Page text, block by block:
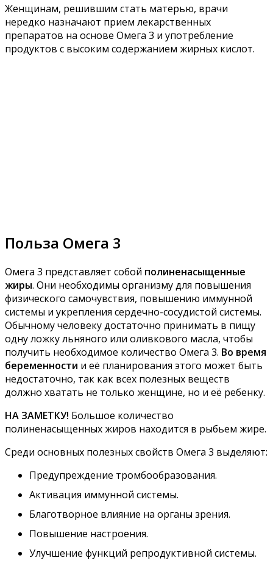
Женщинам, решившим стать матерью, врачи
нередко назначают прием лекарственных
препаратов на основе Омега 3 и употребление
продуктов с высоким содержанием жирных кислот.
Польза Омега 3
Омега 3 представляет собой полиненасыщенные
жиры. Они необходимы организму для повышения
физического самочувствия, повышению иммунной
системы и укрепления сердечно-сосудистой системы.
Обычному человеку достаточно принимать в пищу
одну ложку льняного или оливкового масла, чтобы
получить необходимое количество Омега 3. Во время
беременности и её планирования этого может быть
недостаточно, так как всех полезных веществ
должно хватать не только женщине, но и её ребенку.
НА ЗАМЕТКУ! Большое количество
полиненасыщенных жиров находится в рыбьем жире.
Среди основных полезных свойств Омега 3 выделяют:
Предупреждение тромбообразования.
Активация иммунной системы.
Благотворное влияние на органы зрения.
Повышение настроения.
Улучшение функций репродуктивной системы.